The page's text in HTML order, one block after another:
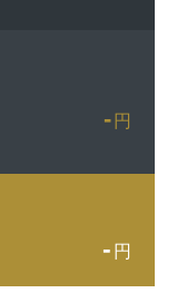
- 円
- 円